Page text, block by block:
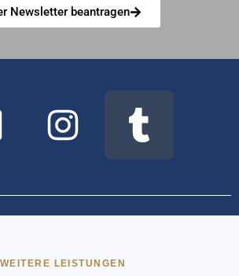
Newsletter beantragen
WEITERE LEISTUNGEN